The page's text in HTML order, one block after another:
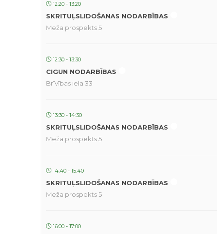
12:20 - 13:20
SKRITUĻSLIDOŠANAS NODARBĪBAS
Meža prospekts 5
12:30 - 13:30
CIGUN NODARBĪBAS
Brīvības iela 33
13:30 - 14:30
SKRITUĻSLIDOŠANAS NODARBĪBAS
Meža prospekts 5
14:40 - 15:40
SKRITUĻSLIDOŠANAS NODARBĪBAS
Meža prospekts 5
16:00 - 17:00